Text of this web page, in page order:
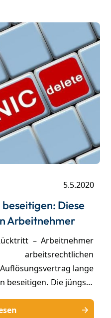
5.5.2020
Diese
Arbeitnehmer
– Arbeitnehmer
lange
beseitigen. Die jüngste
hat die